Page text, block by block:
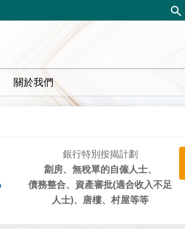
關於我們
銀行特別按揭計劃
劏房、無稅單的自僱人士、
債務整合、資產審批(適合收入不足
人士)、唐樓、村屋等等